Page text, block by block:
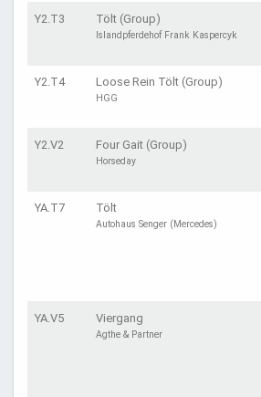
Y2.T3 Tölt (Group)
Islandpferdehof Frank Kaspercyk
Y2.T4 Loose Rein Tölt (Group)
HGG
Y2.V2 Four Gait (Group)
Horseday
YA.T7 Tölt
Autohaus Senger (Mercedes)
YA.V5 Viergang
Agthe & Partner